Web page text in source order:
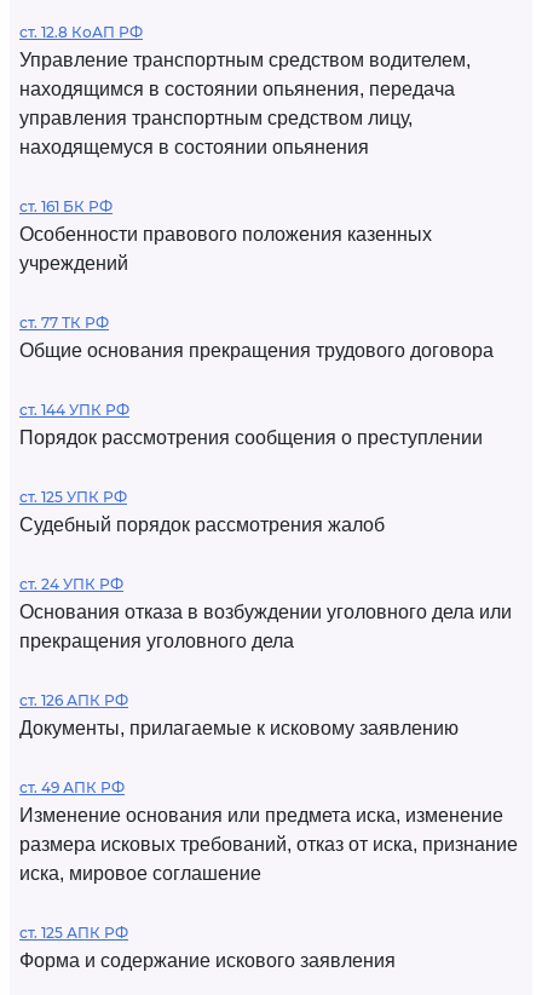
ст. 12.8 КоАП РФ
Управление транспортным средством водителем,
находящимся в состоянии опьянения, передача
управления транспортным средством лицу,
находящемуся в состоянии опьянения
ст. 161 БК РФ
Особенности правового положения казенных
учреждений
ст. 77 ТК РФ
Общие основания прекращения трудового договора
ст. 144 УПК РФ
Порядок рассмотрения сообщения о преступлении
ст. 125 УПК РФ
Судебный порядок рассмотрения жалоб
ст. 24 УПК РФ
Основания отказа в возбуждении уголовного дела или
прекращения уголовного дела
ст. 126 АПК РФ
Документы, прилагаемые к исковому заявлению
ст. 49 АПК РФ
Изменение основания или предмета иска, изменение
размера исковых требований, отказ от иска, признание
иска, мировое соглашение
ст. 125 АПК РФ
Форма и содержание искового заявления